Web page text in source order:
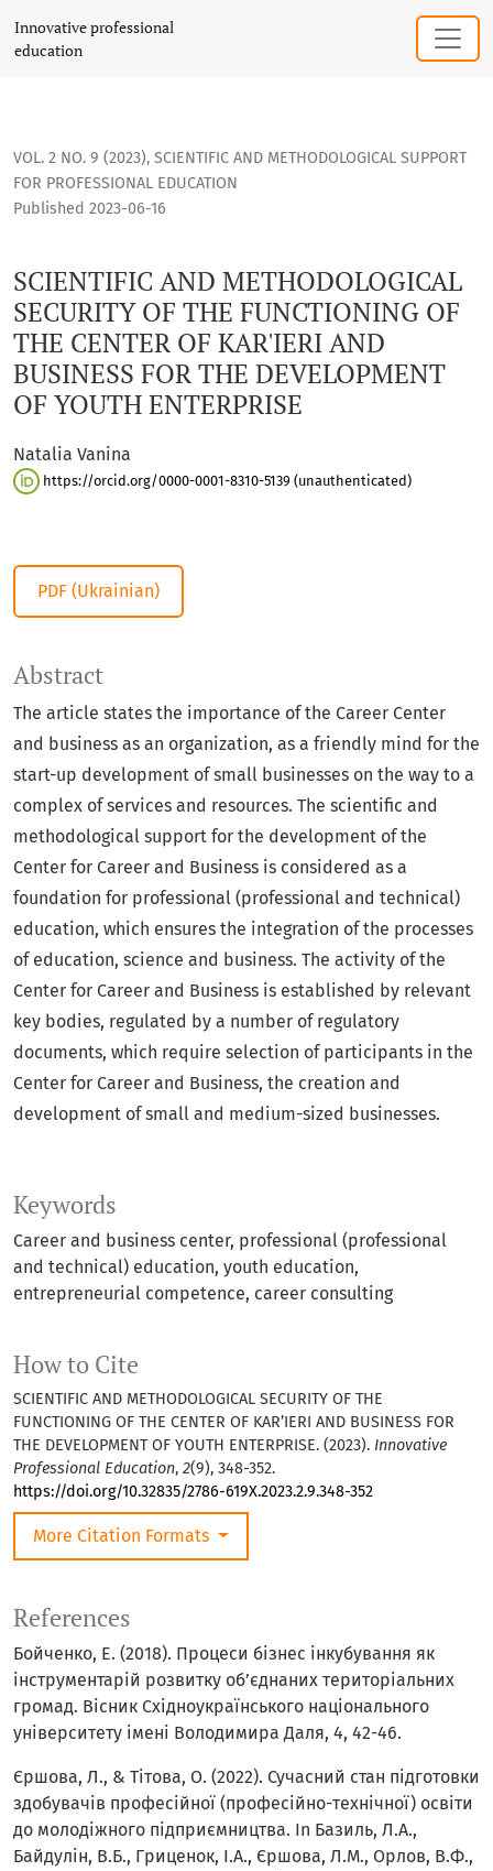
SCIENTIFIC AND METHODOLOGICAL SECURITY OF THE
Innovative professional
education
VOL. 2 NO. 9 (2023), SCIENTIFIC AND METHODOLOGICAL SUPPORT
FOR PROFESSIONAL EDUCATION
SCIENTIFIC AND METHODOLOGICAL
SECURITY OF THE FUNCTIONING OF
THE CENTER OF KAR'IERI AND
BUSINESS FOR THE DEVELOPMENT
OF YOUTH ENTERPRISE
Published 2023-06-16
Natalia Vanina
https://orcid.org/0000-0001-8310-5139 (unauthenticated)
PDF (Ukrainian)
Keywords
Career and business center, professional (professional
and technical) education, youth education,
entrepreneurial competence, career consulting
How to Cite
SCIENTIFIC AND METHODOLOGICAL SECURITY OF THE
FUNCTIONING OF THE CENTER OF KAR’IERI AND BUSINESS FOR
THE DEVELOPMENT OF YOUTH ENTERPRISE. (2023). Innovative
Professional Education, 2(9), 348-352.
https://doi.org/10.32835/2786-619X.2023.2.9.348-352
More Citation Formats
Abstract
The article states the importance of the Career Center
and business as an organization, as a friendly mind for the
start-up development of small businesses on the way to a
complex of services and resources. The scientific and
methodological support for the development of the
Center for Career and Business is considered as a
foundation for professional (professional and technical)
education, which ensures the integration of the processes
of education, science and business. The activity of the
Center for Career and Business is established by relevant
key bodies, regulated by a number of regulatory
documents, which require selection of participants in the
Center for Career and Business, the creation and
development of small and medium-sized businesses.
References
Бойченко, Е. (2018). Процеси бізнес інкубування як
інструментарій розвитку об’єднаних територіальних
громад. Вісник Cхідноукраїнського національного
університету імені Володимира Даля, 4, 42-46.
Єршова, Л., & Тітова, О. (2022). Сучасний стан підготовки
здобувачів професійної (професійно-технічної) освіти
до молодіжного підприємництва. In Базиль, Л.А.,
Байдулін, В.Б., Гриценок, І.А., Єршова, Л.М., Орлов, В.Ф.,